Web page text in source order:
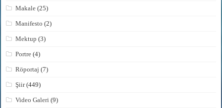
Makale (25)
Manifesto (2)
Mektup (3)
Portre (4)
Röportaj (7)
Şiir(449)
Video Galeri (9)